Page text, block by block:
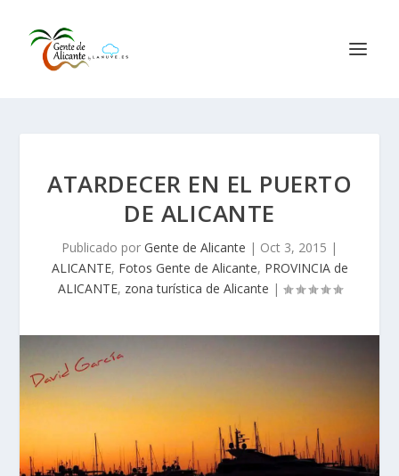
ATARDECER EN EL PUERTO
DE ALICANTE
Publicado por Gente de Alicante | Oct 3, 2015 |
ALICANTE, Fotos Gente de Alicante, PROVINCIA de
ALICANTE, zona turística de Alicante |